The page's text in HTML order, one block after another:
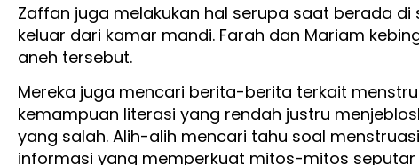
Zaffan juga melakukan hal serupa saat berada di
keluar dari kamar mandi. Farah dan Mariam
aneh tersebut.
Mereka juga mencari berita-berita terkait
kemampuan literasi yang rendah justru
yang salah. Alih-alih mencari tahu soal
informasi yang memperkuat mitos-mitos seputar